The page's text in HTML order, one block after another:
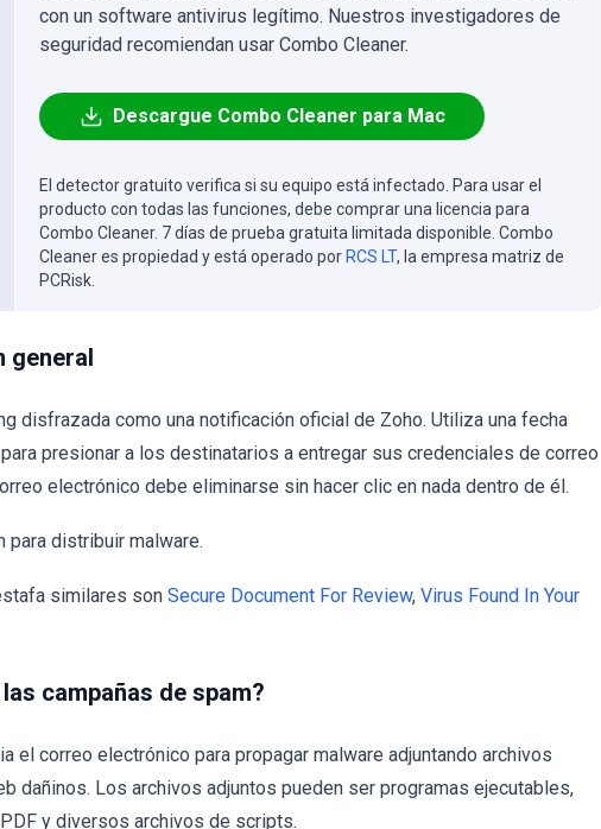
con un software antivirus legítimo. Nuestros investigadores de
seguridad recomiendan usar Combo Cleaner.
Descargue Combo Cleaner para Mac
El detector gratuito verifica si su equipo está infectado. Para usar el
producto con todas las funciones, debe comprar una licencia para
Combo Cleaner. 7 días de prueba gratuita limitada disponible. Combo
Cleaner es propiedad y está operado por RCS LT, la empresa matriz de
PCRisk.
general
disfrazada como una notificación oficial de Zoho. Utiliza una fecha
presionar a los destinatarios a entregar sus credenciales de correo
electrónico debe eliminarse sin hacer clic en nada dentro de él.
distribuir malware.
similares son Secure Document For Review, Virus Found In Your
campañas de spam?
el correo electrónico para propagar malware adjuntando archivos
dañinos. Los archivos adjuntos pueden ser programas ejecutables,
y diversos archivos de scripts.